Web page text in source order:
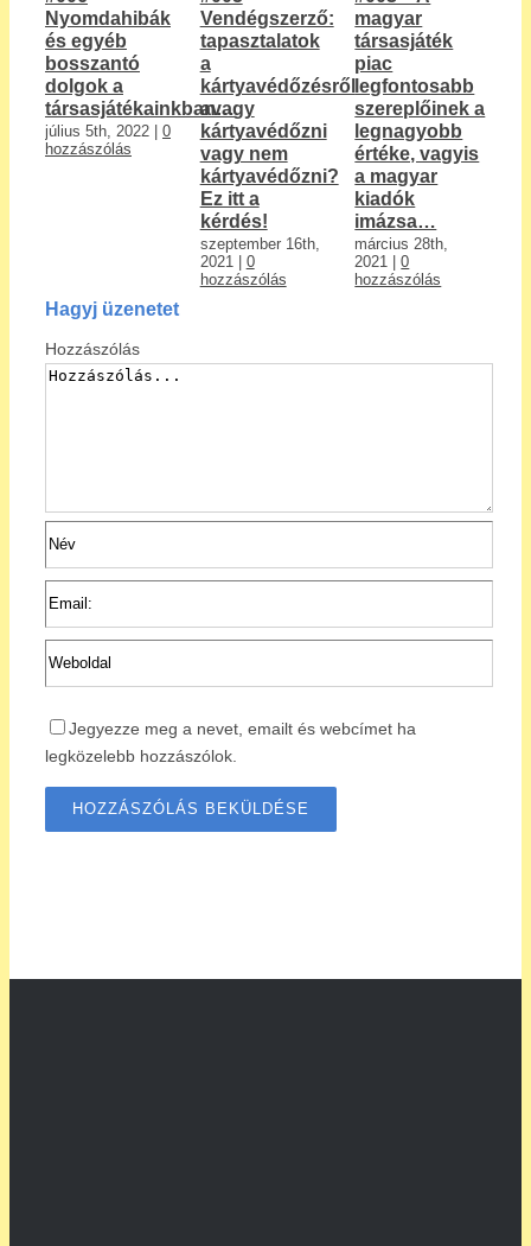
Nyomdahibák
és egyéb
bosszantó
dolgok a
társasjátékainkban…
július 5th, 2022
0
hozzászólás
Vendégszerző:
tapasztalatok
a
kártyavédőzésről
avagy
kártyavédőzni
vagy nem
kártyavédőzni?
Ez itt a
kérdés!
szeptember 16th,
2021
0
hozzászólás
magyar
társasjáték
piac
legfontosabb
szereplőinek a
legnagyobb
értéke, vagyis
a magyar
kiadók
imázsa…
március 28th,
2021
0
hozzászólás
Hagyj üzenetet
Hozzászólás
Jegyezze meg a nevet, emailt és webcímet ha
legközelebb hozzászólok.